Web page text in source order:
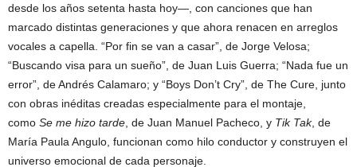
desde los años setenta hasta hoy—, con canciones que han
marcado distintas generaciones y que ahora renacen en arreglos
vocales a capella. “Por fin se van a casar”, de Jorge Velosa;
“Buscando visa para un sueño”, de Juan Luis Guerra; “Nada fue un
error”, de Andrés Calamaro; y “Boys Don’t Cry”, de The Cure, junto
con obras inéditas creadas especialmente para el montaje,
como Se me hizo tarde , de Juan Manuel Pacheco, y Tik Tak, de
María Paula Angulo, funcionan como hilo conductor y construyen el
universo emocional de cada personaje.